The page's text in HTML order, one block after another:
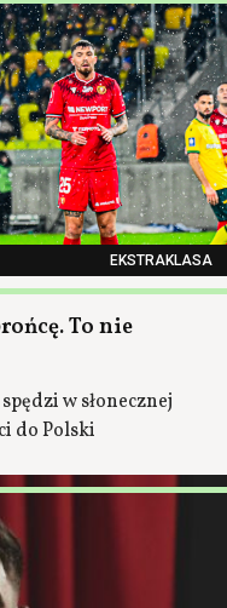
EKSTRAKLASA
To nie
w słonecznej
do Polski